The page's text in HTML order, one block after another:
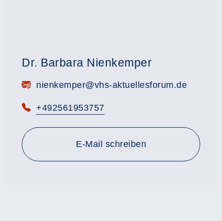
Dr. Barbara Nienkemper
E-Mail:nienkemper@vhs-aktuellesforum.de
Telefon:
+492561953757
E-Mail schreiben